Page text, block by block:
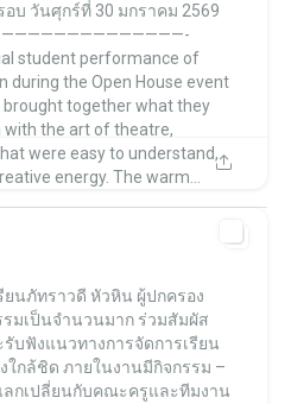
อบ วันศุกร์ที่ 30 มกราคม 2569
——————————————-
student performance of
during the Open House event
together what they
with the art of theatre,
were easy to understand,
energy. The warm...
โรงเรียนภัทราวดี หัวหิน แผนกมัธยม Patravadi School Huahin Jan 28
ยนภัทราวดี หัวหิน ผู้ปกครอง
มเป็นจำนวนมาก ร่วมสัมผัส
รับฟังแนวทางการจัดการเรียน
ใกล้ชิด ภายในงานมีกิจกรรม –
ลกเปลี่ยนกับคณะครูและทีมงาน